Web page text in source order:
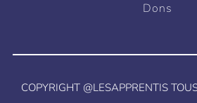
Dons
COPYRIGHT @LESAPPRENTIS